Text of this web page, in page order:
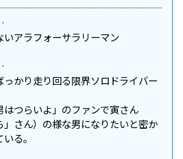
アラフォーサラリーマン
かり走り回る限界ソロドライバー
はつらいよ」のファンで寅さん
」さん）の様な男になりたいと密か
る。